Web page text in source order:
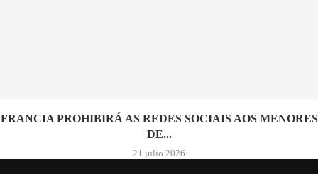
FRANCIA PROHIBIRÁ AS REDES SOCIAIS AOS MENORES
DE...
21 julio 2026